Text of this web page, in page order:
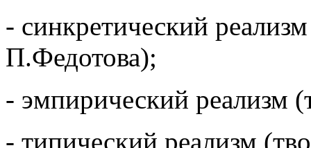
- синкретический
П.Федотова);
- эмпирический реализм
- типический реализм